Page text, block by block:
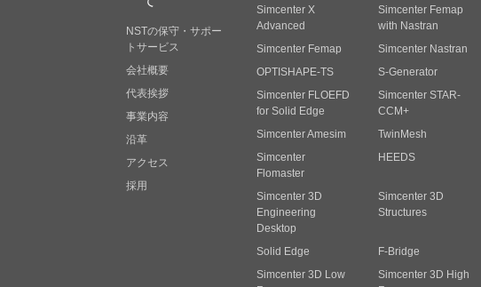
NSTの保守・サポー
トサービス
会社概要
代表挨拶
事業内容
沿革
アクセス
採用
Simcenter X
Advanced
Simcenter Femap
with Nastran
Simcenter Femap
Simcenter Nastran
OPTISHAPE-TS
S-Generator
Simcenter FLOEFD
for Solid Edge
Simcenter STAR-
CCM+
Simcenter Amesim
TwinMesh
Simcenter
Flomaster
HEEDS
Simcenter 3D
Engineering
Desktop
Simcenter 3D
Structures
Solid Edge
F-Bridge
Simcenter 3D Low
Simcenter 3D High